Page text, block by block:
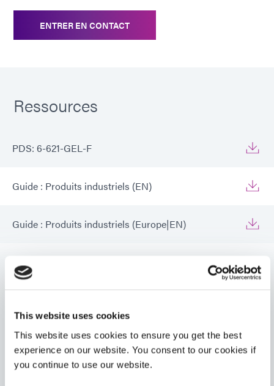
This website uses cookies
This website uses cookies to ensure you get the best
experience on our website. You consent to our cookies if
you continue to use our website.
ENTRER EN CONTACT
Ressources
PDS: 6-621-GEL-F
Guide : Produits industriels (EN)
Guide : Produits industriels (Europe|EN)
Guide : Produits industriels (Asie|EN)
Produits connexes